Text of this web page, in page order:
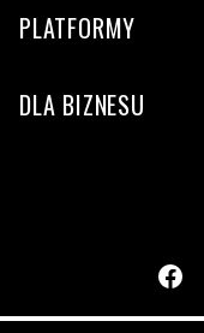
PLATFORMY
DLA BIZNESU